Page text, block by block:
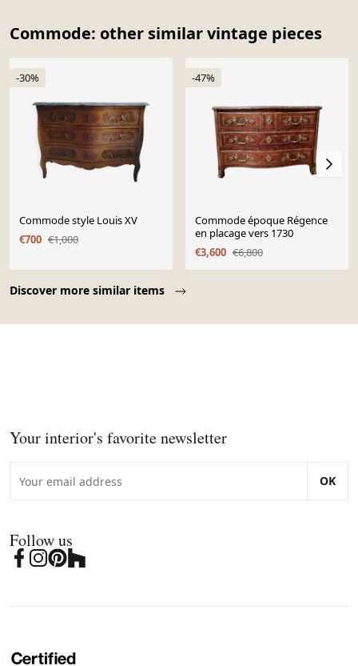
Commode: other similar vintage pieces
Discover more similar items
-30%
Commode style Louis XV
€700 €1,000
-47%
Commode époque Régence
en placage vers 1730
€3,600 €6,800
Your interior's favorite newsletter
OK
Follow us